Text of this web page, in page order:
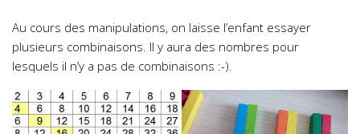
Au cours des manipulations, on laisse l’enfant essayer
plusieurs combinaisons. Il y aura des nombres pour
lesquels il n’y a pas de combinaisons :-).